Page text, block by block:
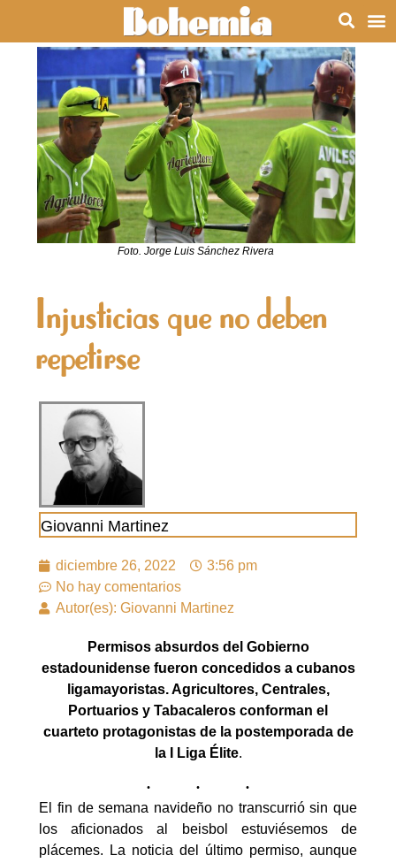
Foto. Jorge Luis Sánchez Rivera
Injusticias que no deben
repetirse
Giovanni Martinez
diciembre 26, 2022
3:56 pm
No hay comentarios
Autor(es): Giovanni Martinez
Permisos absurdos del Gobierno
estadounidense fueron concedidos a cubanos
ligamayoristas. Agricultores, Centrales,
Portuarios y Tabacaleros conforman el
cuarteto protagonistas de la postemporada de
la I Liga Élite.
El fin de semana navideño no transcurrió sin que
los aficionados al beisbol estuviésemos de
plácemes. La noticia del último permiso, aunque